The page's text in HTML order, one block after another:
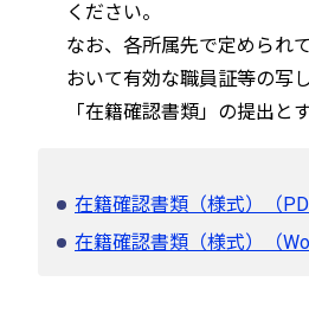
ください。
なお、各所属先で定められ
おいて有効な職員証等の写
「在籍確認書類」の提出と
在籍確認書類（様式）（
在籍確認書類（様式）（